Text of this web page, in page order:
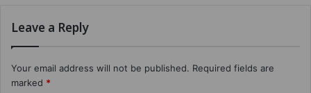
Leave a Reply
Your email address will not be published. Required fields are
marked *